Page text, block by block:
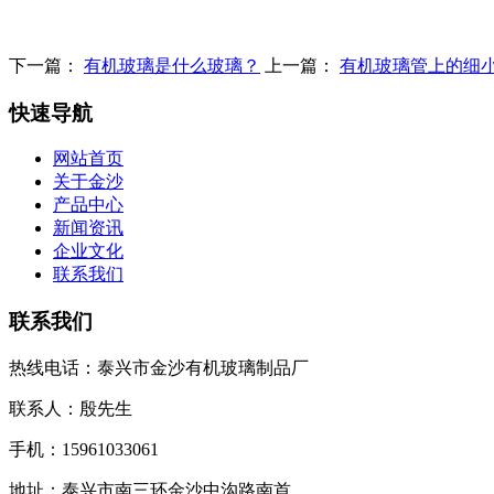
下一篇： 有机玻璃是什么玻璃？ 上一篇： 有机玻璃管上的细
快速导航
网站首页
关于金沙
产品中心
新闻资讯
企业文化
联系我们
联系我们
热线电话：泰兴市金沙有机玻璃制品厂
联系人：殷先生
手机：15961033061
地址：泰兴市南三环金沙中沟路南首